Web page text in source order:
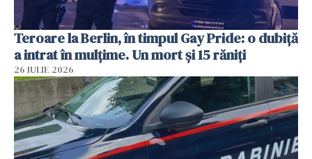
Teroare la Berlin, în timpul Gay Pride: o dubiță
a intrat în mulțime. Un mort și 15 răniți
26 IULIE 2026